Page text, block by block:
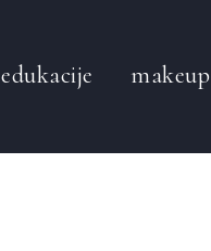
edukacije makeup